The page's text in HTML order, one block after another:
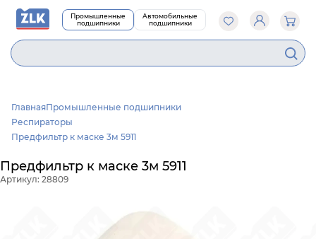
Промышленные
подшипники
Автомобильные
подшипники
ГлавнаяПромышленные подшипники
Респираторы
Предфильтр к маске 3м 5911
Предфильтр к маске 3м 5911
Артикул: 28809